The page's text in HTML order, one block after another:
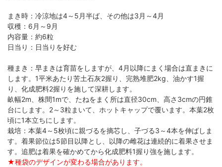
まき時：冷涼地は4～5月半ば、その他は3月～4月
収穫：6月～9月
内容量：約6粒
日当り：日当りを好む
種まき：早まきは育苗をしますが、4月以降にまく場合は直まきに
します。1平米あたり苦土石灰2握り、完熟堆肥2kg、油かす1握
り、化成肥料2握りを施して深耕します。
畝幅2m、株間1mで、たねをまく所は直径30cm、高さ3cmの円錐
台にします。2～3粒まいて、ホットキャップで覆います。本葉2枚
頃に1本立ちにします。
栽培：本葉4～5枚頃に親づるを摘芯し、子づる3～4本を伸ばしま
す。着果節位は5節目以降とし、以降の雌花は連続的に着果させま
す。追肥は着果を確かめてから化成肥料1握り強を施します。
★種袋のデザインが変わる場合があります。